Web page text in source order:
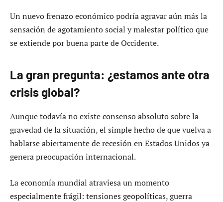
Un nuevo frenazo económico podría agravar aún más la
sensación de agotamiento social y malestar político que
se extiende por buena parte de Occidente.
La gran pregunta: ¿estamos ante otra
crisis global?
Aunque todavía no existe consenso absoluto sobre la
gravedad de la situación, el simple hecho de que vuelva a
hablarse abiertamente de recesión en Estados Unidos ya
genera preocupación internacional.
La economía mundial atraviesa un momento
especialmente frágil: tensiones geopolíticas, guerra